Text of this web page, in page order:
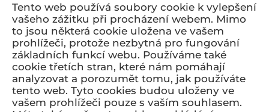
Tento web používá soubory cookie k vylepšení
vašeho zážitku při procházení webem. Mimo
to jsou některá cookie uložena ve vašem
prohlížeči, protože nezbytná pro fungování
základních funkcí webu. Používáme také
cookie třetích stran, které nám pomáhají
analyzovat a porozumět tomu, jak používáte
tento web. Tyto cookies budou uloženy ve
vašem prohlížeči pouze s vaším souhlasem.